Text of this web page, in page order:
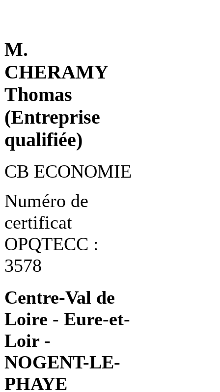
M.
CHERAMY
Thomas
(Entreprise
qualifiée)
CB ECONOMIE
Numéro de
certificat
OPQTECC :
3578
Centre-Val de
Loire - Eure-et-
Loir -
NOGENT-LE-
PHAYE